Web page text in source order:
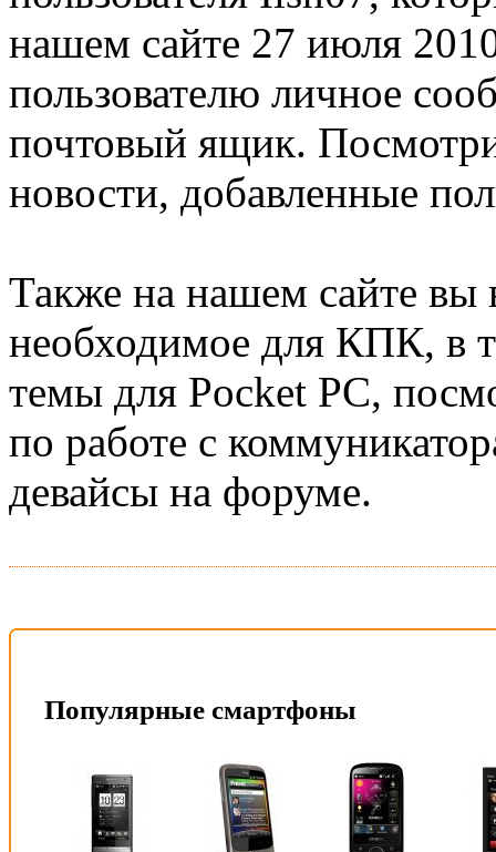
нашем сайте 27 июля
пользователю личное
почтовый ящик.
новости, добавленные
Также на нашем сайте вы
необходимое для КПК, в
темы для Pocket PC,
по работе с
девайсы на форуме.
Популярные смартфоны